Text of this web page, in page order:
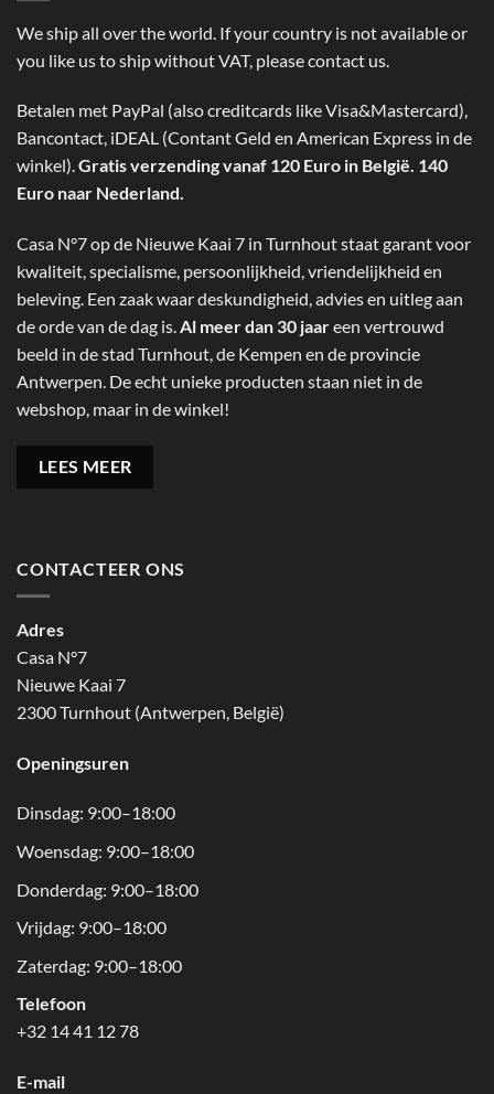
We ship all over the world. If your country is not available or
you like us to ship without VAT, please contact us.
Betalen met PayPal (also creditcards like Visa&Mastercard),
Bancontact, iDEAL (Contant Geld en American Express in de
winkel).Gratis verzending vanaf 120 Euro in België. 140
Euro naar Nederland.
Casa N°7 op de Nieuwe Kaai 7 in Turnhout staat garant voor
kwaliteit, specialisme, persoonlijkheid, vriendelijkheid en
beleving. Een zaak waar deskundigheid, advies en uitleg aan
de orde van de dag is.Al meer dan 30 jaareen vertrouwd
beeld in de stad Turnhout, de Kempen en de provincie
Antwerpen. De echt unieke producten staan niet in de
webshop, maar in de winkel!
LEES MEER
CONTACTEER ONS
Adres
Casa N°7
Nieuwe Kaai 7
2300 Turnhout (Antwerpen, België)
Openingsuren
Dinsdag: 9:00–18:00
Woensdag: 9:00–18:00
Donderdag: 9:00–18:00
Vrijdag: 9:00–18:00
Zaterdag: 9:00–18:00
Telefoon
+32 14 41 12 78
E-mail